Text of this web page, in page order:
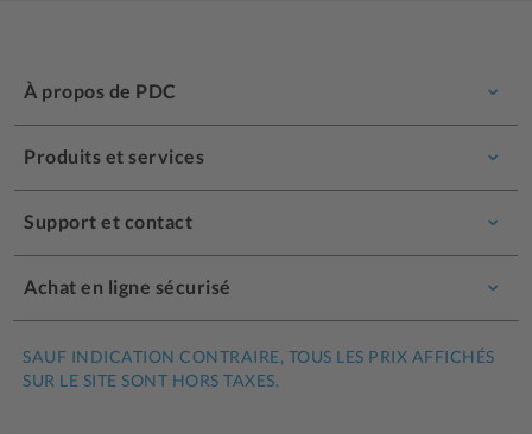
À propos de PDC
Produits et services
Support et contact
Achat en ligne sécurisé
SAUF INDICATION CONTRAIRE, TOUS LES PRIX AFFICHÉS
SUR LE SITE SONT HORS TAXES.